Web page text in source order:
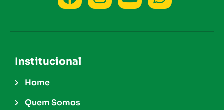
Institucional
Home
Quem Somos